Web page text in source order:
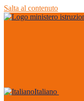
Salta al contenuto
Italiano